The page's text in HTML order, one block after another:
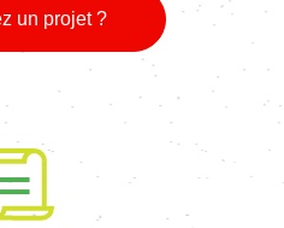
un projet ?